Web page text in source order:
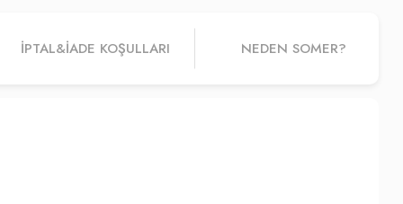
İPTAL&IADE KOŞULLARI NEDEN SOMER?